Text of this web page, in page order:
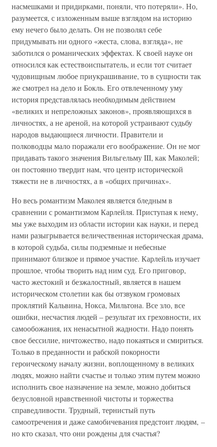
насмешками и придирками, поняли, что потеряли». Но,
разумеется, с изложенным выше взглядом на историю
ему нечего было делать. Он не позволял себе
придумывать ни одного «жеста, слова, взгляда», не
заботился о романических эффектах. К своей науке он
относился как естествоиспытатель, и если тот считает
чудовищным любое приукрашивание, то в сущности так
же смотрел на дело и Бокль. Его отвлеченному уму
история представлялась необходимым действием
«великих и непреложных законов», проявляющихся в
личностях, а не ареной, на которой устраивают судьбу
народов выдающиеся личности. Правители и
полководцы мало поражали его воображение. Он не мог
придавать такого значения Вильгельму III, как Маколей;
он постоянно твердит нам, что центр исторической
тяжести не в личностях, а в «общих причинах».
Но весь романтизм Маколея является бледным в
сравнении с романтизмом Карлейля. Приступая к нему,
мы уже выходим из области истории как науки, и перед
нами разыгрывается величественная историческая драма,
в которой судьба, силы подземные и небесные
принимают близкое и прямое участие. Карлейль изучает
прошлое, чтобы творить над ним суд. Его приговор,
часто жестокий и безжалостный, является в нашем
историческом столетии как бы отзвуком громовых
проклятий Кальвина, Нокса, Мильтона. Все зло, все
ошибки, несчастия людей – результат их греховности, их
самообожания, их ненасытной жадности. Надо понять
свое бессилие, ничтожество, надо покаяться и смириться.
Только в преданности и рабской покорности
героическому началу жизни, воплощенному в великих
людях, можно найти счастье и только этим путем можно
исполнить свое назначение на земле, можно добиться
безусловной нравственной чистоты и торжества
справедливости. Трудный, тернистый путь
самоотречения и даже самобичевания предстоит людям, –
но кто сказал, что они рождены для счастья?